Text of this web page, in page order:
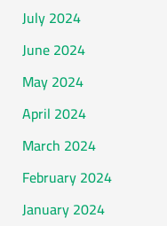
July 2024
June 2024
May 2024
April 2024
March 2024
February 2024
January 2024